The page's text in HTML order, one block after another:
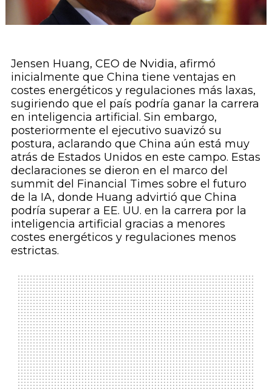
Jensen Huang, CEO de Nvidia, afirmó
inicialmente que China tiene ventajas en
costes energéticos y regulaciones más laxas,
sugiriendo que el país podría ganar la carrera
en inteligencia artificial. Sin embargo,
posteriormente el ejecutivo suavizó su
postura, aclarando que China aún está muy
atrás de Estados Unidos en este campo. Estas
declaraciones se dieron en el marco del
summit del Financial Times sobre el futuro
de la IA, donde Huang advirtió que China
podría superar a EE. UU. en la carrera por la
inteligencia artificial gracias a menores
costes energéticos y regulaciones menos
estrictas.